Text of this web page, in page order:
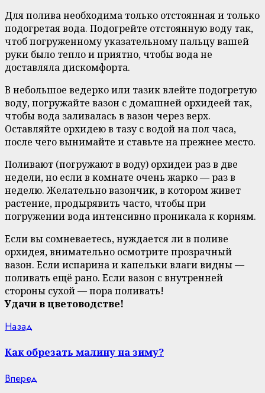
Для полива необходима только отстоянная и только
подогретая вода. Подогрейте отстоянную воду так,
чтоб погруженному указательному пальцу вашей
руки было тепло и приятно, чтобы вода не
доставляла дискомфорта.
В небольшое ведерко или тазик влейте подогретую
воду, погружайте вазон с домашней орхидеей так,
чтобы вода заливалась в вазон через верх.
Оставляйте орхидею в тазу с водой на пол часа,
после чего вынимайте и ставьте на прежнее место.
Поливают (погружают в воду) орхидеи раз в две
недели, но если в комнате очень жарко — раз в
неделю. Желательно вазончик, в котором живет
растение, продырявить часто, чтобы при
погружении вода интенсивно проникала к корням.
Если вы сомневаетесь, нуждается ли в поливе
орхидея, внимательно осмотрите прозрачный
вазон. Если испарина и капельки влаги видны —
поливать ещё рано. Если вазон с внутренней
стороны сухой — пора поливать!
Удачи в цветоводстве!
Continue
Reading
Назад
Как обрезать малину на зиму?
Вперед